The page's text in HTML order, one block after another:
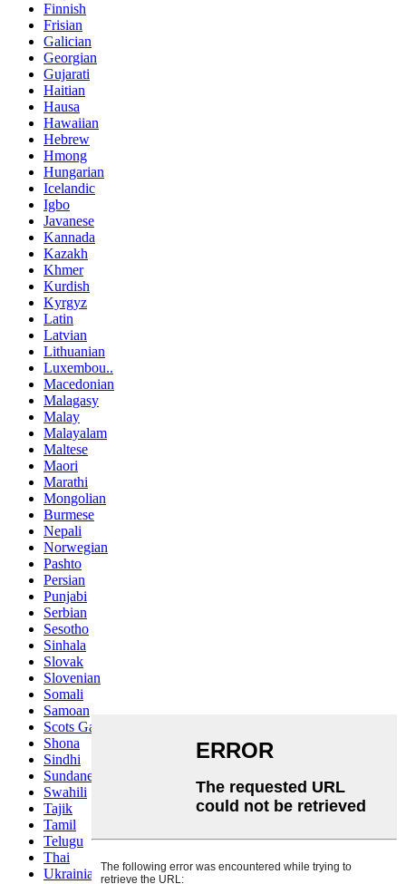
Finnish
Frisian
Galician
Georgian
Gujarati
Haitian
Hausa
Hawaiian
Hebrew
Hmong
Hungarian
Icelandic
Igbo
Javanese
Kannada
Kazakh
Khmer
Kurdish
Kyrgyz
Latin
Latvian
Lithuanian
Luxembou..
Macedonian
Malagasy
Malay
Malayalam
Maltese
Maori
Marathi
Mongolian
Burmese
Nepali
Norwegian
Pashto
Persian
Punjabi
Serbian
Sesotho
Sinhala
Slovak
Slovenian
Somali
Samoan
Scots Gaelic
Shona
Sindhi
Sundanese
Swahili
Tajik
Tamil
Telugu
Thai
Ukrainian